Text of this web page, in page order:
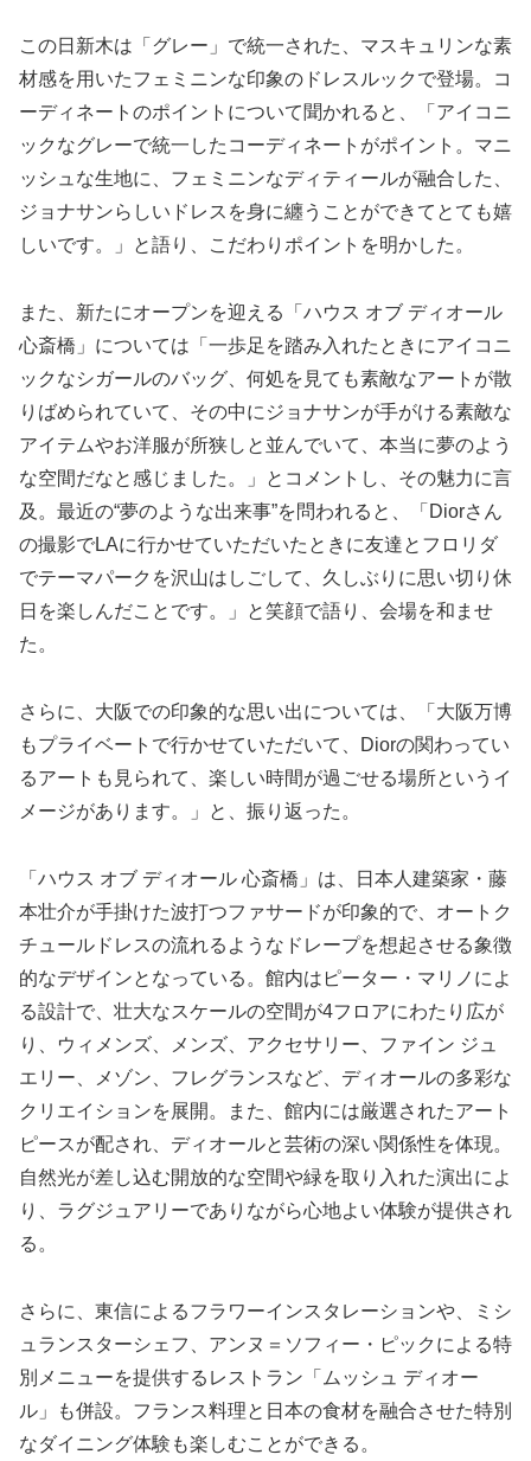
この日新木は「グレー」で統一された、マスキュリンな素
材感を用いたフェミニンな印象のドレスルックで登場。コ
ーディネートのポイントについて聞かれると、「アイコニ
ックなグレーで統一したコーディネートがポイント。マニ
ッシュな生地に、フェミニンなディティールが融合した、
ジョナサンらしいドレスを身に纏うことができてとても嬉
しいです。」と語り、こだわりポイントを明かした。
また、新たにオープンを迎える「ハウス オブ ディオール
心斎橋」については「一歩足を踏み入れたときにアイコニ
ックなシガールのバッグ、何処を見ても素敵なアートが散
りばめられていて、その中にジョナサンが手がける素敵な
アイテムやお洋服が所狭しと並んでいて、本当に夢のよう
な空間だなと感じました。」とコメントし、その魅力に言
及。最近の“夢のような出来事”を問われると、「Diorさん
の撮影でLAに行かせていただいたときに友達とフロリダ
でテーマパークを沢山はしごして、久しぶりに思い切り休
日を楽しんだことです。」と笑顔で語り、会場を和ませ
た。
さらに、大阪での印象的な思い出については、「大阪万博
もプライベートで行かせていただいて、Diorの関わってい
るアートも見られて、楽しい時間が過ごせる場所というイ
メージがあります。」と、振り返った。
「ハウス オブ ディオール 心斎橋」は、日本人建築家・藤
本壮介が手掛けた波打つファサードが印象的で、オートク
チュールドレスの流れるようなドレープを想起させる象徴
的なデザインとなっている。館内はピーター・マリノによ
る設計で、壮大なスケールの空間が4フロアにわたり広が
り、ウィメンズ、メンズ、アクセサリー、ファイン ジュ
エリー、メゾン、フレグランスなど、ディオールの多彩な
クリエイションを展開。また、館内には厳選されたアート
ピースが配され、ディオールと芸術の深い関係性を体現。
自然光が差し込む開放的な空間や緑を取り入れた演出によ
り、ラグジュアリーでありながら心地よい体験が提供され
る。
さらに、東信によるフラワーインスタレーションや、ミシ
ュランスターシェフ、アンヌ＝ソフィー・ピックによる特
別メニューを提供するレストラン「ムッシュ ディオー
ル」も併設。フランス料理と日本の食材を融合させた特別
なダイニング体験も楽しむことができる。